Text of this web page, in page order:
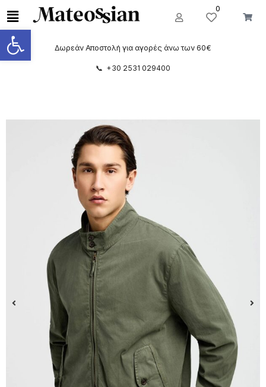
Ανοίξτε τη γραμμή εργαλείων
0
Δωρεάν Αποστολή για αγορές άνω των 60€
📞 +30 2531 029400